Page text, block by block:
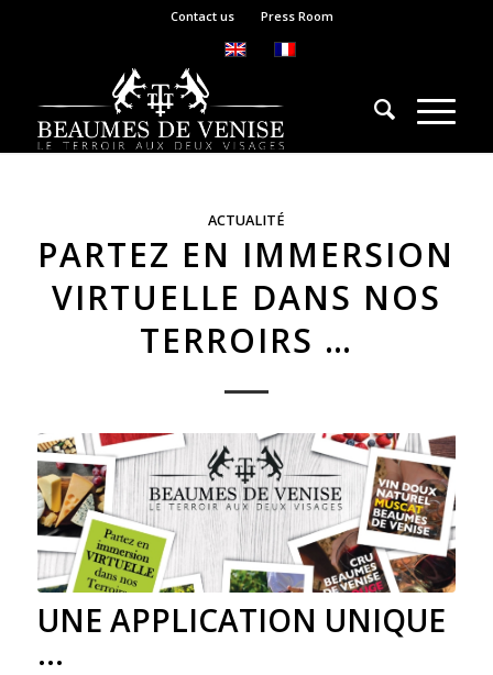
Contact us Press Room
ACTUALITÉ
PARTEZ EN IMMERSION
VIRTUELLE DANS NOS
TERROIRS …
UNE APPLICATION UNIQUE
…